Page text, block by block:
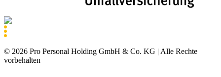
© 2026 Pro Personal Holding GmbH & Co. KG | Alle Rechte
vorbehalten